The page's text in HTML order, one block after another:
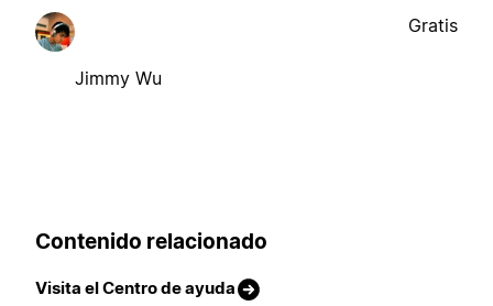
Jimmy Wu
Gratis
Contenido relacionado
Visita el Centro de ayuda